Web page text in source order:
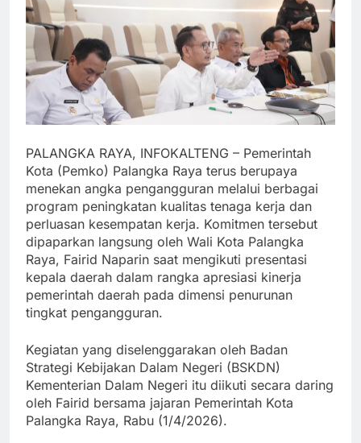
PALANGKA RAYA, INFOKALTENG – Pemerintah
Kota (Pemko) Palangka Raya terus berupaya
menekan angka pengangguran melalui berbagai
program peningkatan kualitas tenaga kerja dan
perluasan kesempatan kerja. Komitmen tersebut
dipaparkan langsung oleh Wali Kota Palangka
Raya, Fairid Naparin saat mengikuti presentasi
kepala daerah dalam rangka apresiasi kinerja
pemerintah daerah pada dimensi penurunan
tingkat pengangguran.
Kegiatan yang diselenggarakan oleh Badan
Strategi Kebijakan Dalam Negeri (BSKDN)
Kementerian Dalam Negeri itu diikuti secara daring
oleh Fairid bersama jajaran Pemerintah Kota
Palangka Raya, Rabu (1/4/2026).